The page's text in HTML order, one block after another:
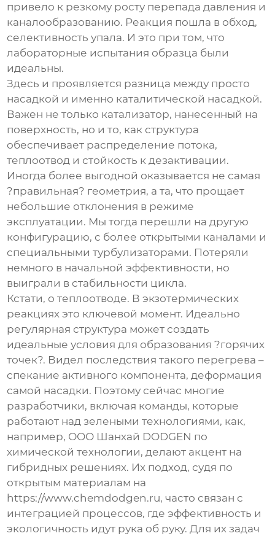
привело к резкому росту перепада давления и
каналообразованию. Реакция пошла в обход,
селективность упала. И это при том, что
лабораторные испытания образца были
идеальны.
Здесь и проявляется разница между просто
насадкой и именно каталитической насадкой.
Важен не только катализатор, нанесенный на
поверхность, но и то, как структура
обеспечивает распределение потока,
теплоотвод и стойкость к дезактивации.
Иногда более выгодной оказывается не самая
?правильная? геометрия, а та, что прощает
небольшие отклонения в режиме
эксплуатации. Мы тогда перешли на другую
конфигурацию, с более открытыми каналами и
специальными турбулизаторами. Потеряли
немного в начальной эффективности, но
выиграли в стабильности цикла.
Кстати, о теплоотводе. В экзотермических
реакциях это ключевой момент. Идеально
регулярная структура может создать
идеальные условия для образования ?горячих
точек?. Видел последствия такого перегрева –
спекание активного компонента, деформация
самой насадки. Поэтому сейчас многие
разработчики, включая команды, которые
работают над зелеными технологиями, как,
например, ООО Шанхай DODGEN по
химической технологии, делают акцент на
гибридных решениях. Их подход, судя по
открытым материалам на
https://www.chemdodgen.ru, часто связан с
интеграцией процессов, где эффективность и
экологичность идут рука об руку. Для их задач